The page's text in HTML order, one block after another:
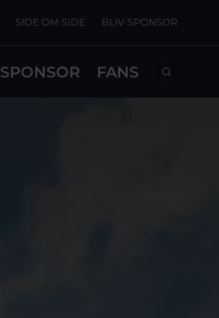
SPONSOR FANS
SIDE OM SIDE BLIV SPONSOR